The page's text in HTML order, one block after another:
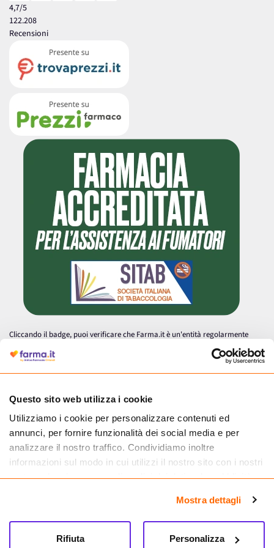
Questo sito web utilizza i cookie
Utilizziamo i cookie per personalizzare contenuti ed
annunci, per fornire funzionalità dei social media e per
analizzare il nostro traffico. Condividiamo inoltre
informazioni sul modo in cui utilizzi il nostro sito con i nostri
partner che si occupano di analisi dei dati web, pubblicità e
informazioni che hai fornito loro o che hanno raccolto dal
tuo utilizzo dei loro servizi.
Mostra dettagli
Personalizza
Rifiuta
4,7/5
122.208
Recensioni
Cliccando il badge, puoi verificare che Farma.it è un'entità regolarmente
autorizzata dal Ministero della Salute a effettuare la vendita online di
medicinali.